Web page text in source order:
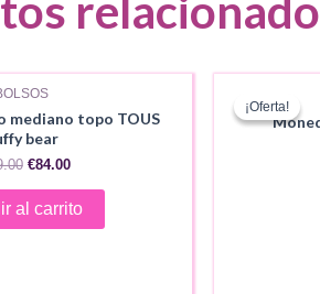
mediano topo TOUS
bear
El
original
era:
€84.00El
actual
es:
al carrito
¡Oferta!
¡Oferta!